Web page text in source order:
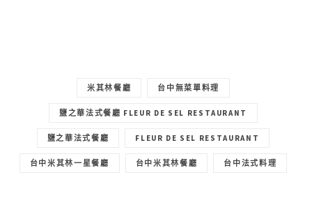
米其林餐廳 台中無菜單料理
鹽之華法式餐廳 FLEUR DE SEL RESTAURANT
鹽之華法式餐廳 FLEUR DE SEL RESTAURANT
台中米其林一星餐廳 台中米其林餐廳 台中法式料理